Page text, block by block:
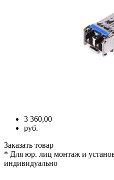
3 360,00
руб.
Заказать товар
* Для юр. лиц монтаж и
индивидуально